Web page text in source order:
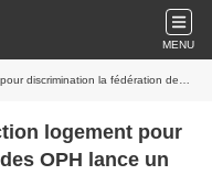
MENU
des OPH lance un appel à la reprise des discussions
logement pour
OPH lance un